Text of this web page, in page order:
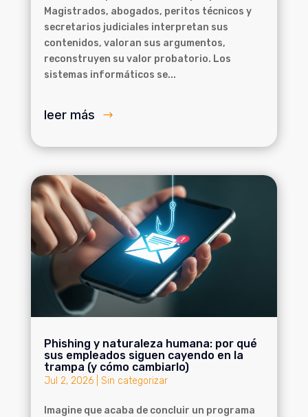
Magistrados, abogados, peritos técnicos y
secretarios judiciales interpretan sus
contenidos, valoran sus argumentos,
reconstruyen su valor probatorio. Los
sistemas informáticos se...
leer más
Phishing y naturaleza humana: por qué
sus empleados siguen cayendo en la
trampa (y cómo cambiarlo)
Jul 2, 2026| Sin categorizar
Imagine que acaba de concluir un programa